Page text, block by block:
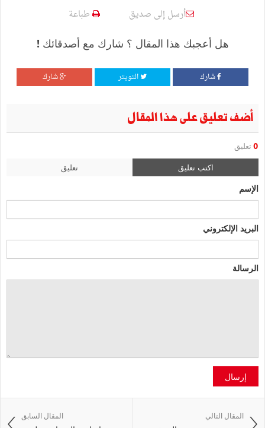
أرسل إلى صديق طباعة
هل أعجبك هذا المقال ؟ شارك مع أصدقائك !
شارك التويتر شارك
أضف تعليق على هذا المقال
0 تعليق
اكتب تعليق تعليق
الإسم
البريد الإلكتروني
الرسالة
إرسال
المقال السابق المقال التالي